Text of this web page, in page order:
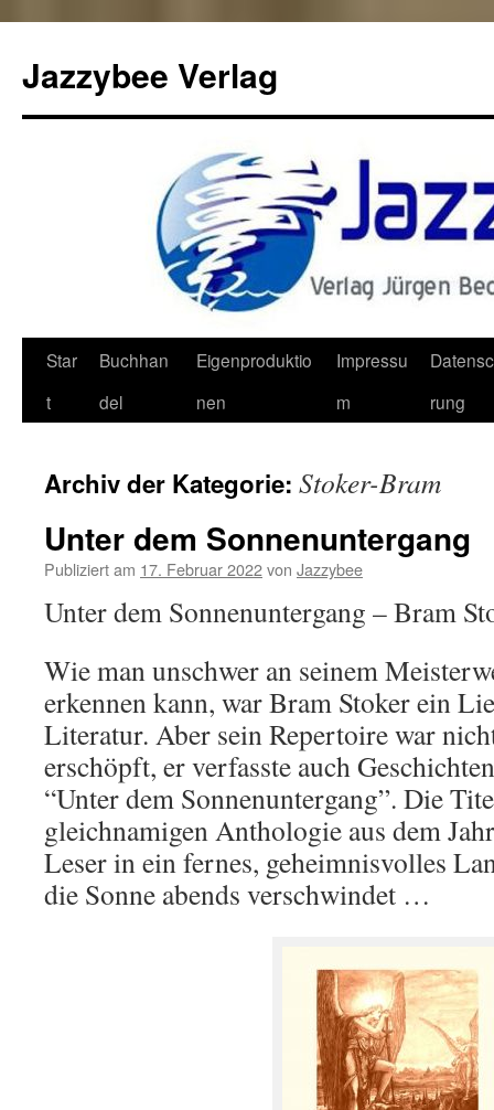
Jazzybee Verlag
Zum
Inhalt
Star
t
Buchhan
del
Eigenproduktio
nen
Impressu
m
rung
Archiv der Kategorie: Stoker-Bram
Unter dem Sonnenuntergang
Publiziert am 17. Februar 2022von Jazzybee
Unter dem Sonnenuntergang – Bram
Wie man unschwer an seinem
erkennen kann, war Bram Stoker ein
Literatur. Aber sein Repertoire war
erschöpft, er verfasste auch
“Unter dem Sonnenuntergang”. Die
gleichnamigen Anthologie aus dem
Leser in ein fernes, geheimnisvolles
die Sonne abends verschwindet …